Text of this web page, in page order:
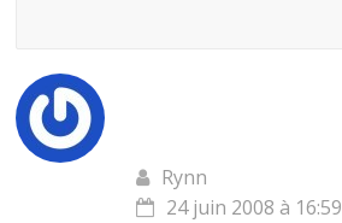
Rynn
24 juin 2008 à 16:59